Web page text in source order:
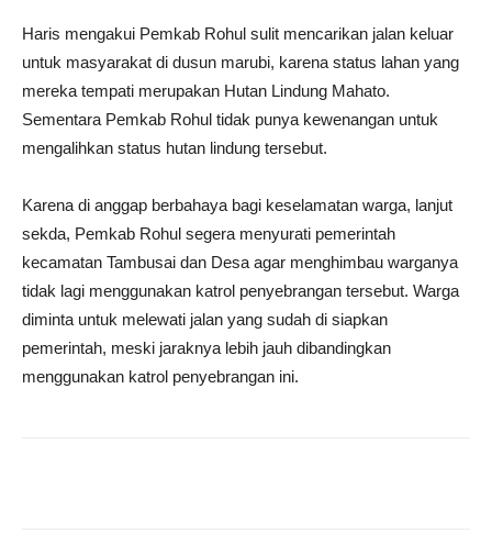
Haris mengakui Pemkab Rohul sulit mencarikan jalan keluar
untuk masyarakat di dusun marubi, karena status lahan yang
mereka tempati merupakan Hutan Lindung Mahato.
Sementara Pemkab Rohul tidak punya kewenangan untuk
mengalihkan status hutan lindung tersebut.
Karena di anggap berbahaya bagi keselamatan warga, lanjut
sekda, Pemkab Rohul segera menyurati pemerintah
kecamatan Tambusai dan Desa agar menghimbau warganya
tidak lagi menggunakan katrol penyebrangan tersebut. Warga
diminta untuk melewati jalan yang sudah di siapkan
pemerintah, meski jaraknya lebih jauh dibandingkan
menggunakan katrol penyebrangan ini.